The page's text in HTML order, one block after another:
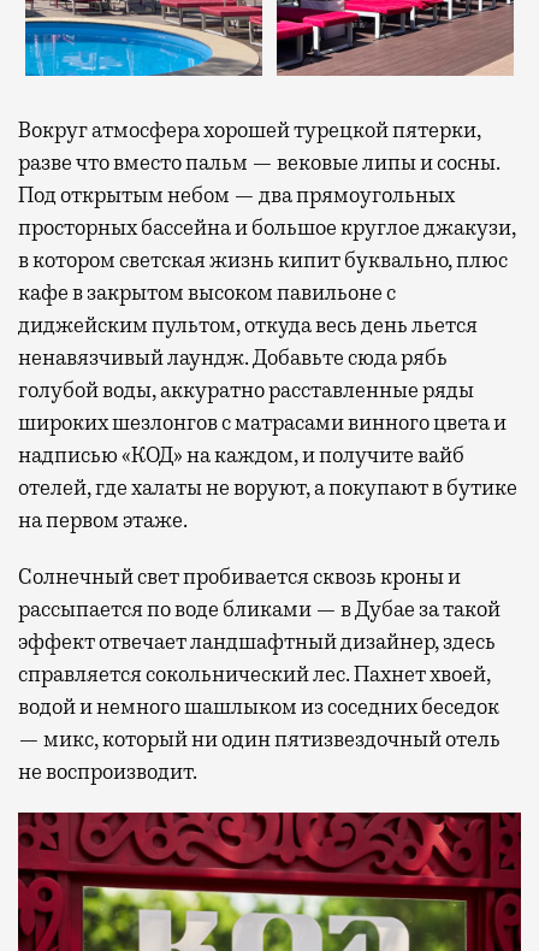
Вокруг атмосфера хорошей турецкой пятерки,
разве что вместо пальм — вековые липы и сосны.
Под открытым небом — два прямоугольных
просторных бассейна и большое круглое джакузи,
в котором светская жизнь кипит буквально, плюс
кафе в закрытом высоком павильоне с
диджейским пультом, откуда весь день льется
ненавязчивый лаундж. Добавьте сюда рябь
голубой воды, аккуратно расставленные ряды
широких шезлонгов с матрасами винного цвета и
надписью «КОД» на каждом, и получите вайб
отелей, где халаты не воруют, а покупают в бутике
на первом этаже.
Солнечный свет пробивается сквозь кроны и
рассыпается по воде бликами — в Дубае за такой
эффект отвечает ландшафтный дизайнер, здесь
справляется сокольнический лес. Пахнет хвоей,
водой и немного шашлыком из соседних беседок
— микс, который ни один пятизвездочный отель
не воспроизводит.